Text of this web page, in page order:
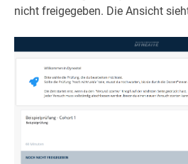
nicht freigegeben. Die Ansicht